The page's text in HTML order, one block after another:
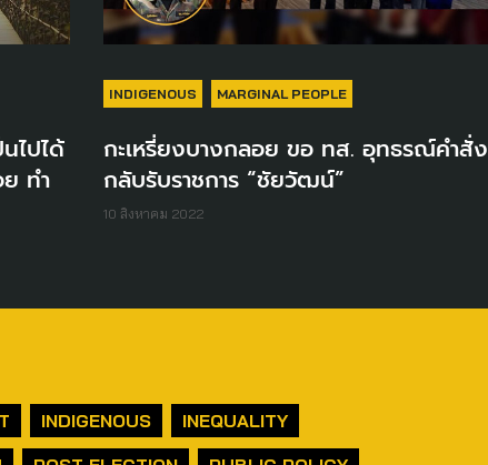
ไปได้
ทำ
INDIGENOUS MARGINAL PEOPLE
กะเหรี่ยงบางกลอย ขอ ทส. อุทธรณ์คำสั่ง
กลับรับราชการ “ชัยวัฒน์”
10 สิงหาคม 2022
INDIGENOUS
INEQUALITY